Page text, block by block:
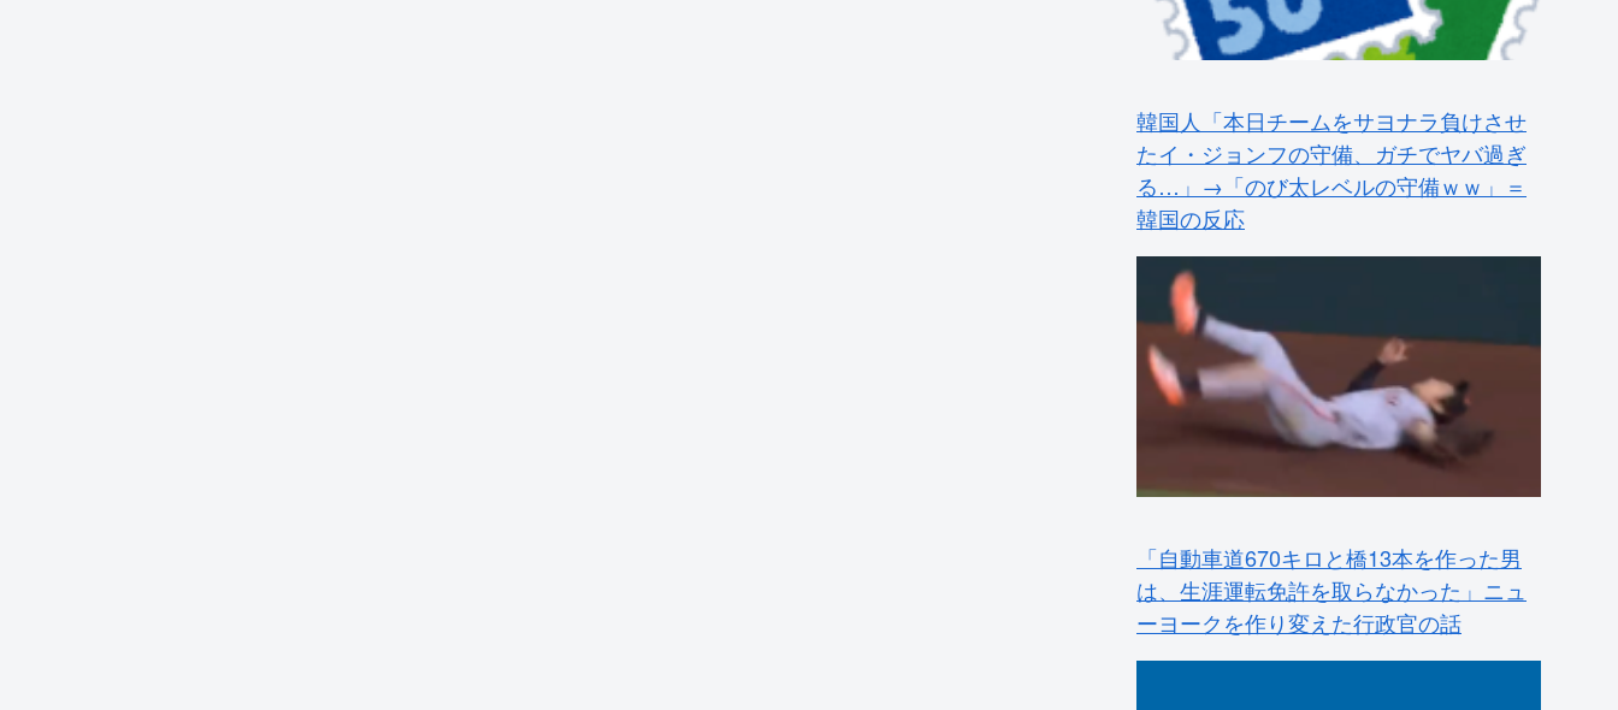
韓国人「本日チームをサヨナラ負けさせ
たイ・ジョンフの守備、ガチでヤバ過ぎ
る…」→「のび太レベルの守備ｗｗ」＝
韓国の反応
「自動車道670キロと橋13本を作った男
は、生涯運転免許を取らなかった」ニュ
ーヨークを作り変えた行政官の話